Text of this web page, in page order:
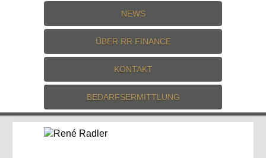
NEWS
ÜBER RR FINANCE
KONTAKT
BEDARFSERMITTLUNG